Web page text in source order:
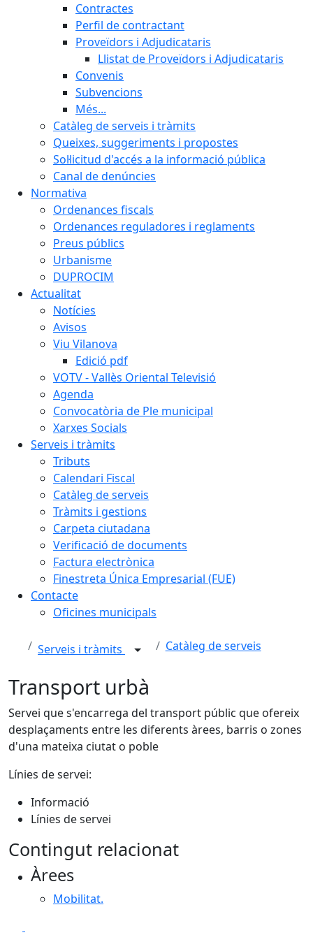
Contractes
Perfil de contractant
Proveïdors i Adjudicataris
Llistat de Proveïdors i Adjudicataris
Convenis
Subvencions
Més...
Catàleg de serveis i tràmits
Queixes, suggeriments i propostes
Sol·licitud d'accés a la informació pública
Canal de denúncies
Normativa
Ordenances fiscals
Ordenances reguladores i reglaments
Preus públics
Urbanisme
DUPROCIM
Actualitat
Notícies
Avisos
Viu Vilanova
Edició pdf
VOTV - Vallès Oriental Televisió
Agenda
Convocatòria de Ple municipal
Xarxes Socials
Serveis i tràmits
Tributs
Calendari Fiscal
Catàleg de serveis
Tràmits i gestions
Carpeta ciutadana
Verificació de documents
Factura electrònica
Finestreta Única Empresarial (FUE)
Contacte
Oficines municipals
Serveis i tràmits Catàleg de serveis
Transport urbà
Servei que s'encarrega del transport públic que ofereix
desplaçaments entre les diferents àrees, barris o zones
d'una mateixa ciutat o poble
Línies de servei:
Informació
Línies de servei
Contingut relacionat
Àrees
Mobilitat.